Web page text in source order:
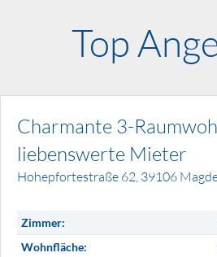
Top
Charmante 3-
liebenswerte Mieter
Hohepfortestraße 62, 39106
Details
zur
Wohnung
Zimmer:
Wohnfläche: